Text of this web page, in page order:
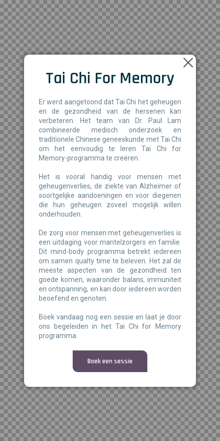
Tai Chi For Memory
Er werd aangetoond dat Tai Chi het geheugen
en de gezondheid van de hersenen kan
verbeteren. Het team van Dr. Paul Lam
combineerde medisch onderzoek en
traditionele Chinese geneeskunde met Tai Chi
om het eenvoudig te leren Tai Chi for
Memory-programma te creëren.
Het is vooral handig voor mensen met
geheugenverlies, de ziekte van Alzheimer of
soortgelijke aandoeningen en voor diegenen
die hun geheugen zoveel mogelijk willen
onderhouden.
De zorg voor mensen met geheugenverlies is
een uitdaging voor mantelzorgers en familie.
Dit mind-body programma betrekt iedereen
om samen qualty time te beleven. Het zal de
meeste aspecten van de gezondheid ten
goede komen, waaronder balans, immuniteit
en ontspanning, en kan door iedereen worden
beoefend en genoten.
Boek vandaag nog een sessie en laat je door
ons begeleiden in het Tai Chi for Memory
programma.
Boek een sessie